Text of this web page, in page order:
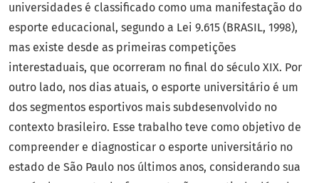
universidades é classificado como uma manifestação do
esporte educacional, segundo a Lei 9.615 (BRASIL, 1998),
mas existe desde as primeiras competições
interestaduais, que ocorreram no final do século XIX. Por
outro lado, nos dias atuais, o esporte universitário é um
dos segmentos esportivos mais subdesenvolvido no
contexto brasileiro. Esse trabalho teve como objetivo de
compreender e diagnosticar o esporte universitário no
estado de São Paulo nos últimos anos, considerando sua